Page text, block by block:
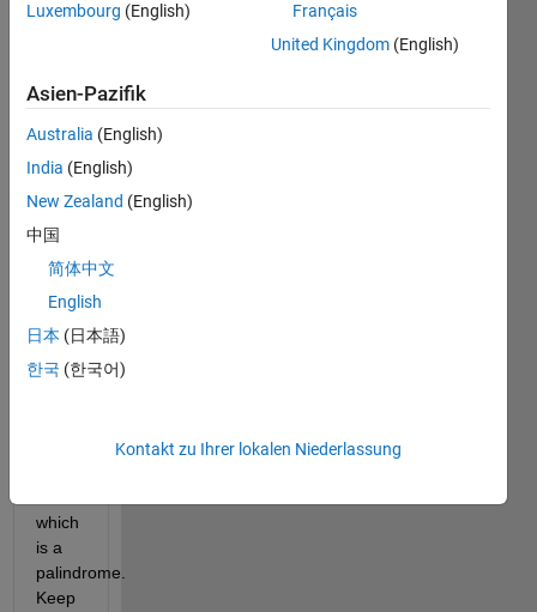
added
For
prime
factors
of
is 2,
3,
and
The
sum
which
is a
palindrome.
Keep
Luxembourg (English)
Français
United Kingdom (English)
Asien-Pazifik
Australia (English)
India (English)
New Zealand (English)
中国
简体中文
English
日本 (日本語)
한국 (한국어)
Kontakt zu Ihrer lokalen Niederlassung